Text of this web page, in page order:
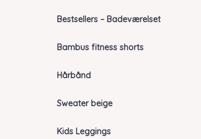
Bestsellers – Badeværelset
Bambus fitness shorts
Hårbånd
Sweater beige
Kids Leggings